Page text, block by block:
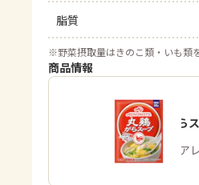
脂質
※野菜摂取量はきのこ類・いも類
商品情報
「丸鶏がら
商品・ア